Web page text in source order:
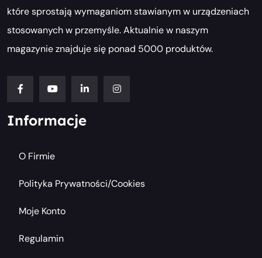
które sprostają wymaganiom stawianym w urządzeniach
stosowanych w przemyśle. Aktualnie w naszym
magazynie znajduje się ponad 5000 produktów.
Informacje
O Firmie
Polityka Prywatności/cookies
Moje Konto
Regulamin